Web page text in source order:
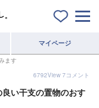
マイページ
ます
6792View 7コメント
い干支の置物のおす